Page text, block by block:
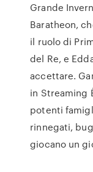
Grande
Baratheon,
il ruolo di
del Re, e
accettare.
in Streaming
potenti
rinnegati,
giocano un